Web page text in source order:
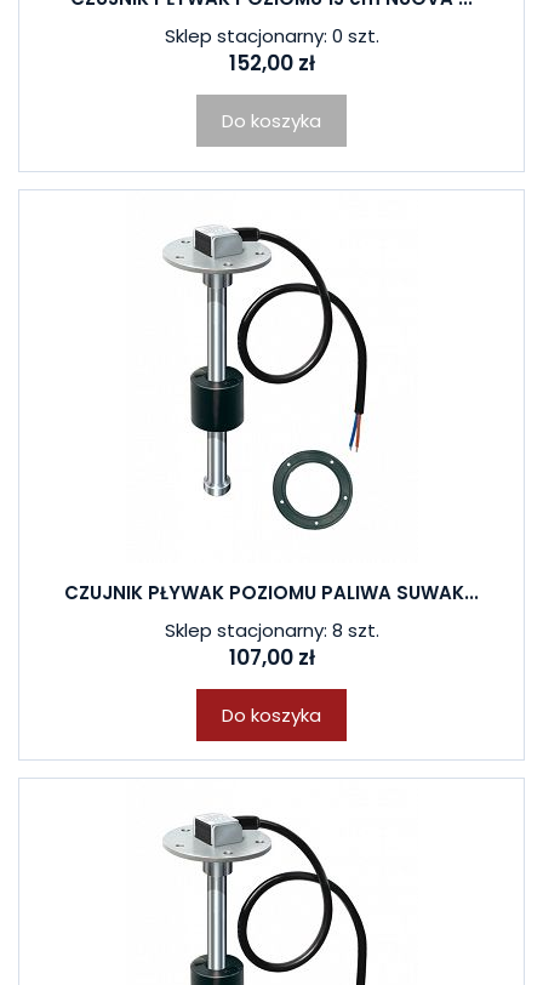
Sklep stacjonarny: 0 szt.
152,00 zł
Do koszyka
CZUJNIK PŁYWAK POZIOMU PALIWA SUWAK...
Sklep stacjonarny: 8 szt.
107,00 zł
Do koszyka